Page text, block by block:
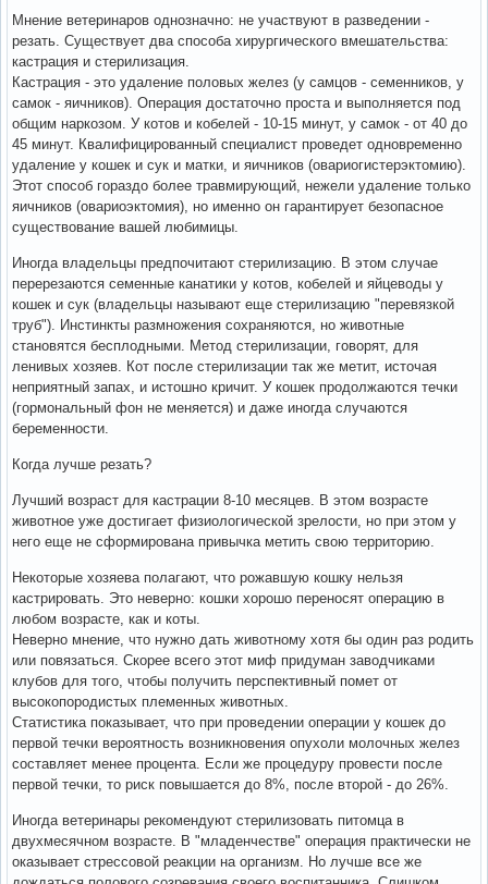
Мнение ветеринаров однозначно: не участвуют в разведении -
резать. Существует два способа хирургического вмешательства:
кастрация и стерилизация.
Кастрация - это удаление половых желез (у самцов - семенников, у
самок - яичников). Операция достаточно проста и выполняется под
общим наркозом. У котов и кобелей - 10-15 минут, у самок - от 40 до
45 минут. Квалифицированный специалист проведет одновременно
удаление у кошек и сук и матки, и яичников (овариогистерэктомию).
Этот способ гораздо более травмирующий, нежели удаление только
яичников (овариоэктомия), но именно он гарантирует безопасное
существование вашей любимицы.
Иногда владельцы предпочитают стерилизацию. В этом случае
перерезаются семенные канатики у котов, кобелей и яйцеводы у
кошек и сук (владельцы называют еще стерилизацию "перевязкой
труб"). Инстинкты размножения сохраняются, но животные
становятся бесплодными. Метод стерилизации, говорят, для
ленивых хозяев. Кот после стерилизации так же метит, источая
неприятный запах, и истошно кричит. У кошек продолжаются течки
(гормональный фон не меняется) и даже иногда случаются
беременности.
Когда лучше резать?
Лучший возраст для кастрации 8-10 месяцев. В этом возрасте
животное уже достигает физиологической зрелости, но при этом у
него еще не сформирована привычка метить свою территорию.
Некоторые хозяева полагают, что рожавшую кошку нельзя
кастрировать. Это неверно: кошки хорошо переносят операцию в
любом возрасте, как и коты.
Неверно мнение, что нужно дать животному хотя бы один раз родить
или повязаться. Скорее всего этот миф придуман заводчиками
клубов для того, чтобы получить перспективный помет от
высокопородистых племенных животных.
Статистика показывает, что при проведении операции у кошек до
первой течки вероятность возникновения опухоли молочных желез
составляет менее процента. Если же процедуру провести после
первой течки, то риск повышается до 8%, после второй - до 26%.
Иногда ветеринары рекомендуют стерилизовать питомца в
двухмесячном возрасте. В "младенчестве" операция практически не
оказывает стрессовой реакции на организм. Но лучше все же